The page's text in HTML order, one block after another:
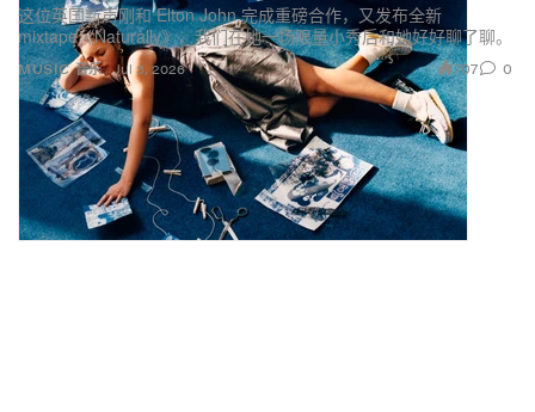
MUSIC 音乐
这位英国新声刚和 Elton John 完成重磅合作，又发布全新
mixtape《Naturally》，我们在她一场限量小秀后和她好好聊了聊。
Jul 3, 2026 707 0